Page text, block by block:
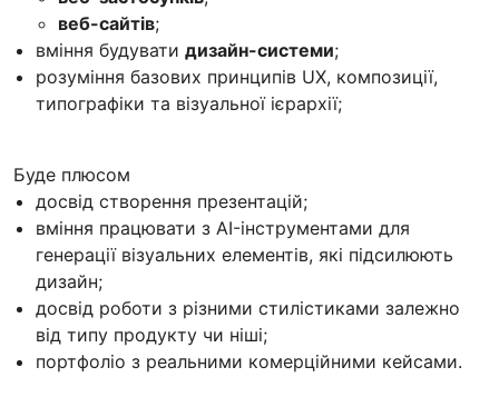
веб-сайтів;
вміння будувати дизайн-системи;
розуміння базових принципів UX, композиції,
типографіки та візуальної ієрархії;
Буде плюсом
досвід створення презентацій;
вміння працювати з AI-інструментами для
генерації візуальних елементів, які підсилюють
дизайн;
досвід роботи з різними стилістиками залежно
від типу продукту чи ніші;
портфоліо з реальними комерційними кейсами.